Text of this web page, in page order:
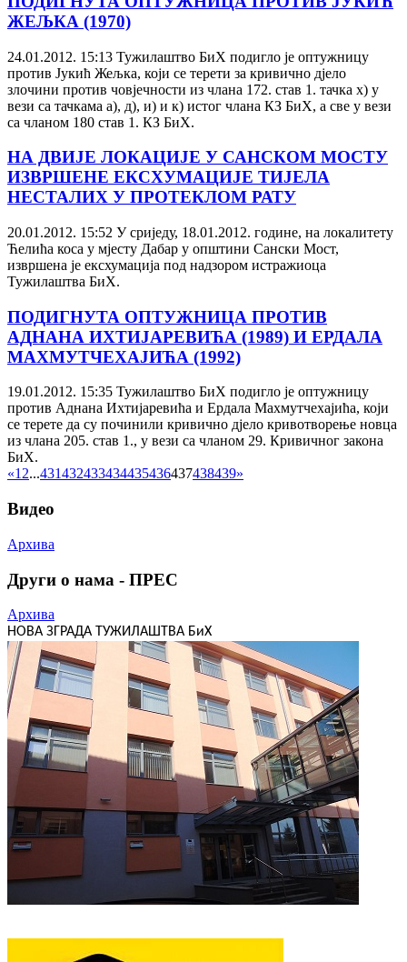
ЖЕЉКА (1970)
24.01.2012. 15:13 Тужилаштво БиХ подигло је оптужницу
против Јукић Жељка, који се терети за кривично дјело
злочини против човјечности из члана 172. став 1. тачка х) у
вези са тачкама а), д), и) и к) истог члана КЗ БиХ, а све у вези
са чланом 180 став 1. КЗ БиХ.
НА ДВИЈЕ ЛОКАЦИЈЕ У САНСКОМ МОСТУ
ИЗВРШЕНЕ ЕКСХУМАЦИЈЕ ТИЈЕЛА
НЕСТАЛИХ У ПРОТЕКЛОМ РАТУ
20.01.2012. 15:52 У сриједу, 18.01.2012. године, на локалитету
Ћелића коса у мјесту Дабар у општини Сански Мост,
извршена је ексхумација под надзором истражиоца
Тужилаштва БиХ.
ПОДИГНУТА ОПТУЖНИЦА ПРОТИВ
АДНАНА ИХТИЈАРЕВИЋА (1989) И ЕРДАЛА
МАХМУТЧЕХАЈИЋА (1992)
19.01.2012. 15:35 Тужилаштво БиХ подигло је оптужницу
против Аднана Ихтијаревића и Ердала Махмутчехајића, који
се терете да су починили кривично дјело кривотворење новца
из члана 205. став 1., у вези са чланом 29. Кривичног закона
БиХ.
«12...431432433434435436437438439»
Видео
Архива
Други о нама - ПРЕС
Архива
НОВА ЗГРАДА ТУЖИЛАШТВА БиХ